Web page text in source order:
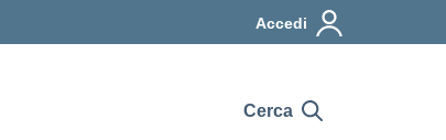
Accedi
Cerca